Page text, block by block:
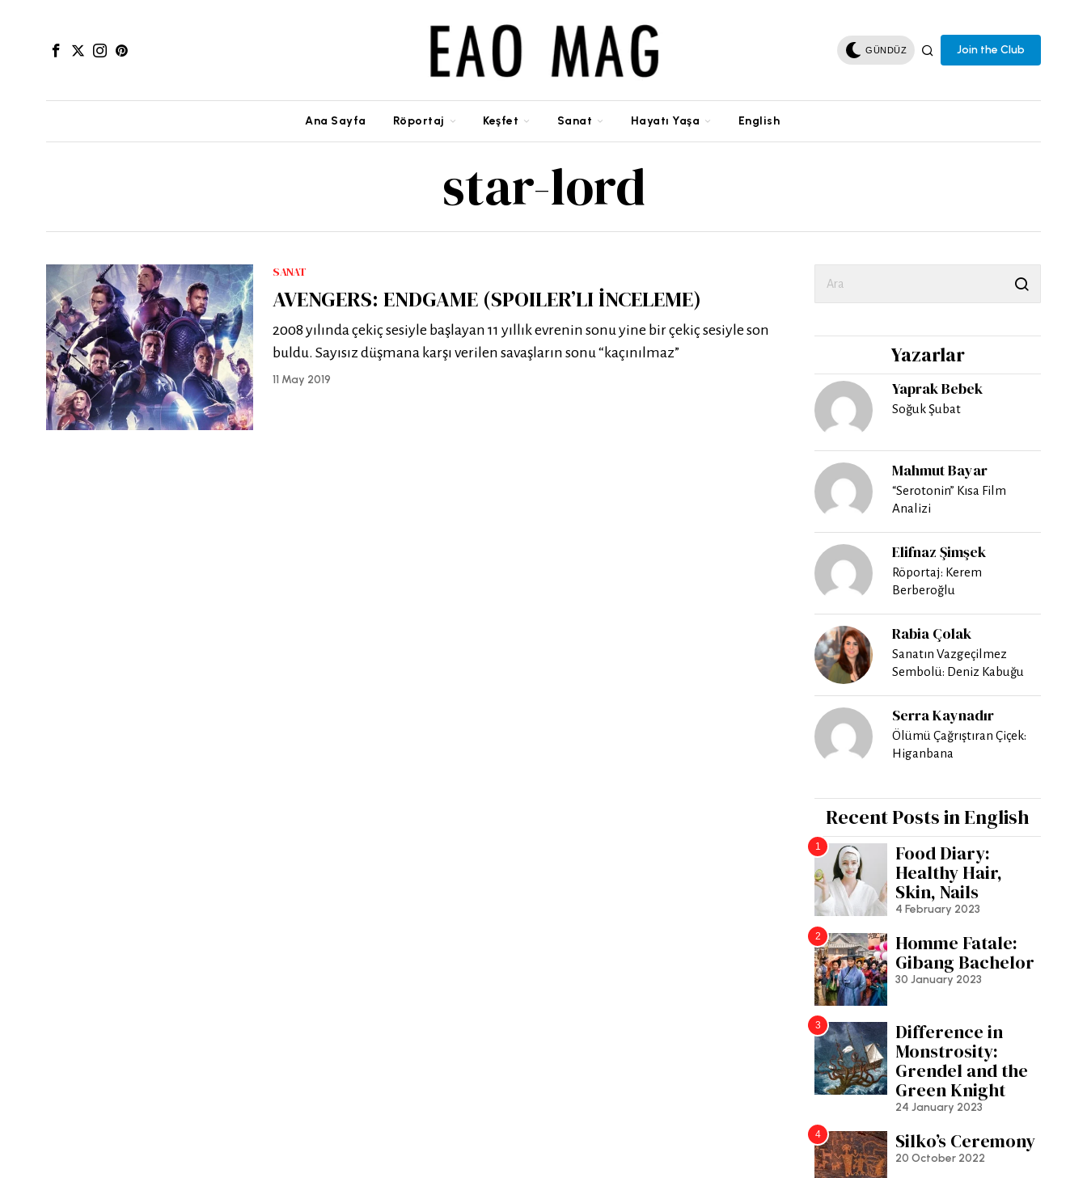
GÜNDÜZ Join the Club
Ana Sayfa Röportaj Keşfet Sanat Hayatı Yaşa English
star-lord
SANAT
AVENGERS: ENDGAME (SPOILER’LI İNCELEME)
2008 yılında çekiç sesiyle başlayan 11 yıllık evrenin sonu yine bir çekiç sesiyle son
buldu. Sayısız düşmana karşı verilen savaşların sonu “kaçınılmaz”
11 May 2019
Yazarlar
Yaprak Bebek
Soğuk Şubat
Mahmut Bayar
“Serotonin” Kısa Film
Analizi
Elifnaz Şimşek
Röportaj: Kerem
Berberoğlu
Rabia Çolak
Sanatın Vazgeçilmez
Sembolü: Deniz Kabuğu
Serra Kaynadır
Ölümü Çağrıştıran Çiçek:
Higanbana
Recent Posts in English
1
Food Diary:
Healthy Hair,
Skin, Nails
4 February 2023
2
Homme Fatale:
Gibang Bachelor
30 January 2023
3
Difference in
Monstrosity:
Grendel and the
Green Knight
24 January 2023
4 Silko’s Ceremony
20 October 2022